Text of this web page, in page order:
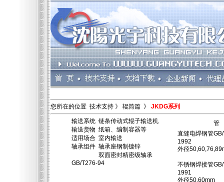
您所在的位置 技术支持 》 辊筒篇 》 JKDG系列
输送系统 链条传动式辊子输送机
输送货物 纸箱、编制容器等
适用场合 室内输送
轴承组件 轴承座钢制镀锌
双面密封精密级轴承
GB/T276-94
管
直缝电焊钢管
1992
外径
不锈钢焊接管
1991
外径50,60mm